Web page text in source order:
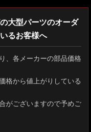
大型パーツのオーダ
るお客様へ
、各メーカーの部品価格
格から値上がりしている
がございますので予めご